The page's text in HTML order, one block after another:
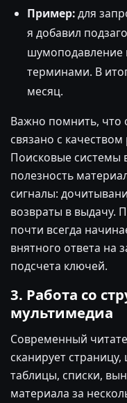
Пример:для
я добавил
шумоподавление
терминами. В
месяц.
Важно помнить, что
связано с
Поисковые системы
полезность
сигналы:
возвраты в выдачу.
почти всегда
внятного ответа на
подсчета ключей.
3. Работа со
мультимедиа
Современный
сканирует страницу,
таблицы, списки,
материала за